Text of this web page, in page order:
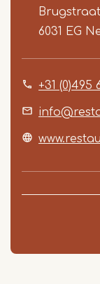
6031 EG
+31 (0)495
Item